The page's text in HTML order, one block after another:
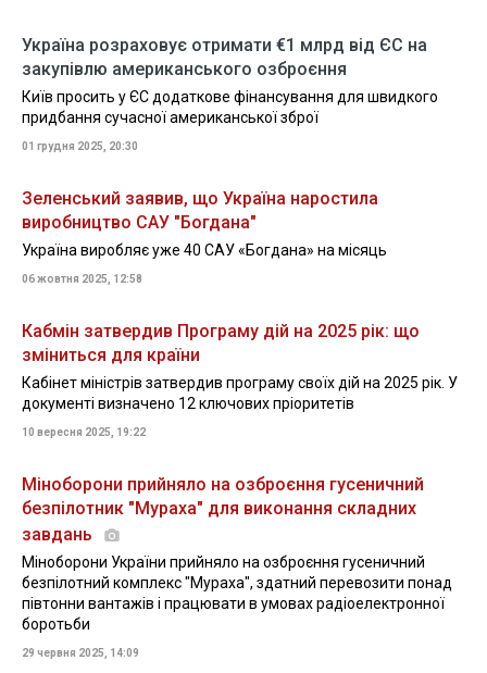
Україна розраховує отримати €1 млрд від ЄС на
закупівлю американського озброєння
Київ просить у ЄС додаткове фінансування для швидкого
придбання сучасної американської зброї
01 грудня 2025, 20:30
Зеленський заявив, що Україна наростила
виробництво САУ "Богдана"
Україна виробляє уже 40 САУ «Богдана» на місяць
06 жовтня 2025, 12:58
Кабмін затвердив Програму дій на 2025 рік: що
зміниться для країни
Кабінет міністрів затвердив програму своїх дій на 2025 рік. У
документі визначено 12 ключових пріоритетів
10 вересня 2025, 19:22
Міноборони прийняло на озброєння гусеничний
безпілотник "Мураха" для виконання складних
завдань
Міноборони України прийняло на озброєння гусеничний
безпілотний комплекс "Мураха", здатний перевозити понад
півтонни вантажів і працювати в умовах радіоелектронної
боротьби
29 червня 2025, 14:09